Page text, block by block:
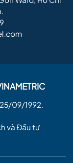
09/1992.
và Đầu tư